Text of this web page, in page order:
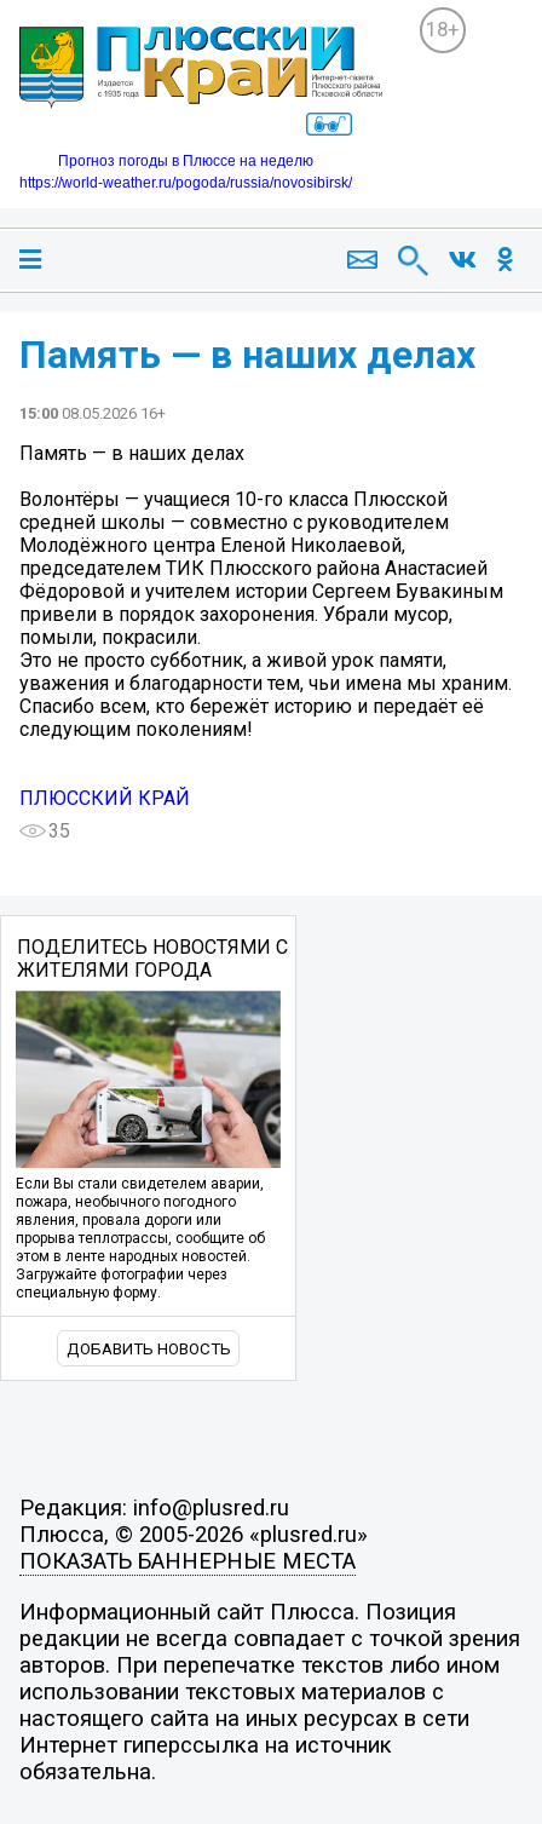
18+
Прогноз погоды в Плюссе на неделю
https://world-weather.ru/pogoda/russia/novosibirsk/
Память — в наших делах
15:00 08.05.2026 16+
Память — в наших делах
Волонтёры — учащиеся 10-го класса Плюсской
средней школы — совместно с руководителем
Молодёжного центра Еленой Николаевой,
председателем ТИК Плюсского района Анастасией
Фёдоровой и учителем истории Сергеем Бувакиным
привели в порядок захоронения. Убрали мусор,
помыли, покрасили.
Это не просто субботник, а живой урок памяти,
уважения и благодарности тем, чьи имена мы храним.
Спасибо всем, кто бережёт историю и передаёт её
следующим поколениям!
ПЛЮССКИЙ КРАЙ
35
ПОДЕЛИТЕСЬ НОВОСТЯМИ С
ЖИТЕЛЯМИ ГОРОДА
Если Вы стали свидетелем аварии,
пожара, необычного погодного
явления, провала дороги или
прорыва теплотрассы, сообщите об
этом в ленте народных новостей.
Загружайте фотографии через
специальную форму.
ДОБАВИТЬ НОВОСТЬ
Редакция: info@plusred.ru
Плюсса, © 2005-2026 «plusred.ru»
ПОКАЗАТЬ БАННЕРНЫЕ МЕСТА
Информационный сайт Плюсса. Позиция
редакции не всегда совпадает с точкой зрения
авторов. При перепечатке текстов либо ином
использовании текстовых материалов с
настоящего сайта на иных ресурсах в сети
Интернет гиперссылка на источник
обязательна.